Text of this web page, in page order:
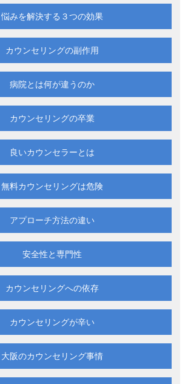
悩みを解決する ３つの効果
カウンセリングの副作用
病院とは何が違うのか
カウンセリングの卒業
良いカウンセラーとは
無料カウンセリングは危険
アプローチ方法の違い
安全性と専門性
カウンセリングへの依存
カウンセリングが辛い
大阪のカウンセリング事情